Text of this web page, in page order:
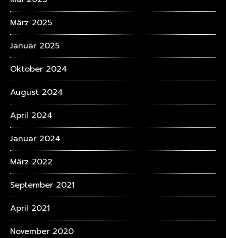
März 2025
Januar 2025
Oktober 2024
August 2024
April 2024
Januar 2024
März 2022
September 2021
April 2021
November 2020